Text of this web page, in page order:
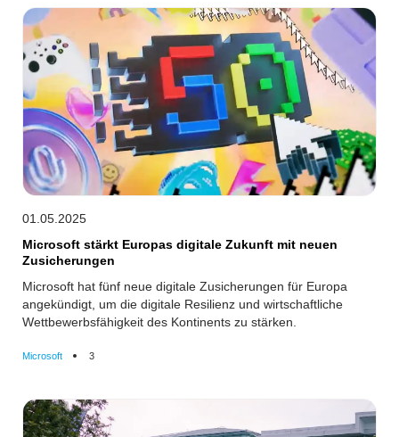
01.05.2025
Microsoft stärkt Europas digitale Zukunft mit neuen
Zusicherungen
Microsoft hat fünf neue digitale Zusicherungen für Europa
angekündigt, um die digitale Resilienz und wirtschaftliche
Wettbewerbsfähigkeit des Kontinents zu stärken.
Microsoft 3